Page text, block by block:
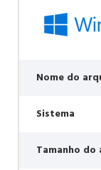
Nome do
Sistema
Tamanho do